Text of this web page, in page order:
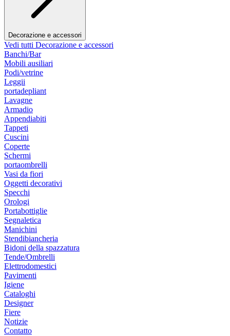
Decorazione e accessori
Vedi tutti Decorazione e accessori
Banchi/Bar
Mobili ausiliari
Podi/vetrine
Leggii
portadepliant
Lavagne
Armadio
Appendiabiti
Tappeti
Cuscini
Coperte
Schermi
portaombrelli
Vasi da fiori
Oggetti decorativi
Specchi
Orologi
Portabottiglie
Segnaletica
Manichini
Stendibiancheria
Bidoni della spazzatura
Tende/Ombrelli
Elettrodomestici
Pavimenti
Igiene
Cataloghi
Designer
Fiere
Notizie
Contatto